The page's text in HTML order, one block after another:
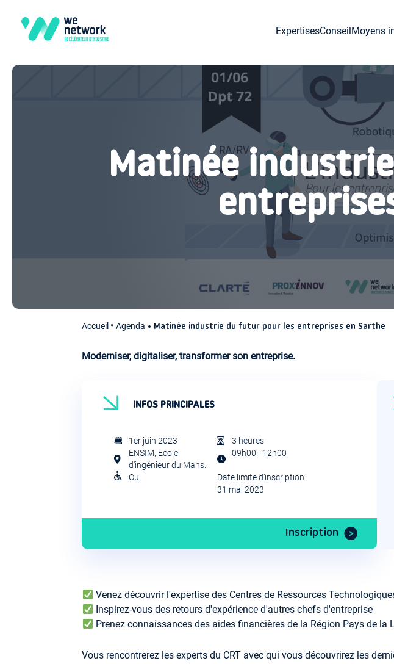
ExpertisesConseilMoyens
Matinée
Accueil Agenda Matinée industrie du futur pour les entreprises en Sarthe
Moderniser, digitaliser, transformer son entreprise.
INFOS PRINCIPALES
1er juin 2023
3 heures
ENSIM, Ecole
d'ingénieur du Mans.
09h00 - 12h00
Oui
Date limite d’inscription :
31 mai 2023
Inscription
Venez découvrir l'expertise des Centres de Ressources
Inspirez-vous des retours d'expérience d'autres chefs d'entreprise
Prenez connaissances des aides financières de la Région Pays de la
Vous rencontrerez les experts du CRT avec qui vous découvrirez les